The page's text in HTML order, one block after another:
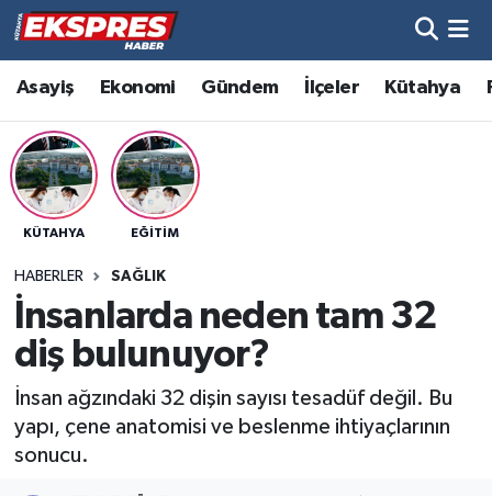
Asayiş Ekonomi Gündem İlçeler Kütahya
KÜTAHYA EĞITIM
HABERLER SAĞLIK
İnsanlarda neden tam 32
diş bulunuyor?
İnsan ağzındaki 32 dişin sayısı tesadüf değil. Bu
yapı, çene anatomisi ve beslenme ihtiyaçlarının
sonucu.
Altıntaş
Asayiş
Aslanapa
Bölge
Çavdarhisar
Domaniç
Hava Durumu
Trafik Durumu
Süper Lig Puan Durumu ve Fikstür
Son Dakika Haberleri
Haber Arşivi